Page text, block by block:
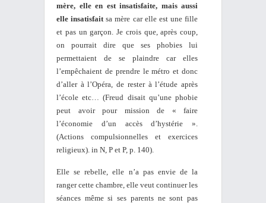
mère, elle en est insatisfaite, mais aussi
elle insatisfaitsa mère car elle est une fille
et pas un garçon. Je crois que, après coup,
on pourrait dire que ses phobies lui
permettaient de se plaindre car elles
l’empêchaient de prendre le métro et donc
d’aller à l’Opéra, de rester à l’étude après
l’école etc… (Freud disait qu’une phobie
peut avoir pour mission de « faire
l’économie d’un accès d’hystérie ».
(Actions compulsionnelles et exercices
religieux). in N, P et P, p. 140).
Elle se rebelle, elle n’a pas envie de la
ranger cette chambre, elle veut continuer les
séances même si ses parents ne sont pas